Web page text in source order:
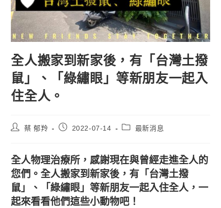
全人搬家到新家後，有「台灣土撥
鼠」、「綠繡眼」等新朋友一起入
住全人。
蔡 郁羚 2022-07-14 最新消息
全人物理治療所，感謝現在與曾經走進全人的
您們。全人搬家到新家後，有「台灣土撥
鼠」、「綠繡眼」等新朋友一起入住全人，一
起來看看他們這些小動物吧！